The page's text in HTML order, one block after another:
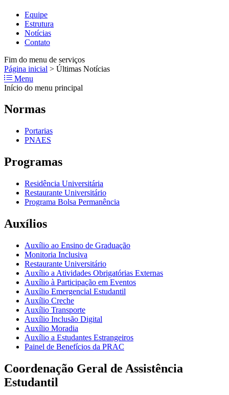
Equipe
Estrutura
Notícias
Contato
Fim do menu de serviços
Página inicial > Últimas Notícias
Menu
Início do menu principal
Normas
Portarias
PNAES
Programas
Residência Universitária
Restaurante Universitário
Programa Bolsa Permanência
Auxílios
Auxílio ao Ensino de Graduação
Monitoria Inclusiva
Restaurante Universitário
Auxílio a Atividades Obrigatórias Externas
Auxílio à Participação em Eventos
Auxílio Emergencial Estudantil
Auxílio Creche
Auxílio Transporte
Auxílio Inclusão Digital
Auxílio Moradia
Auxílio a Estudantes Estrangeiros
Painel de Benefícios da PRAC
Coordenação Geral de Assistência
Estudantil